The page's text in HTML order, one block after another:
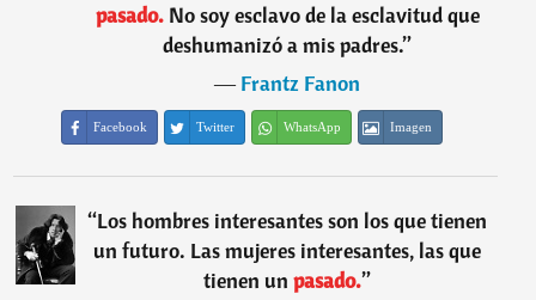
pasado.No soy esclavo de la esclavitud que
deshumanizó a mis padres.”
―Frantz Fanon
Facebook Twitter WhatsApp Imagen
“Los hombres interesantes son los que tienen
un futuro. Las mujeres interesantes, las que
tienen un pasado.”